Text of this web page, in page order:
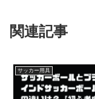
関連記事
サッカー用具